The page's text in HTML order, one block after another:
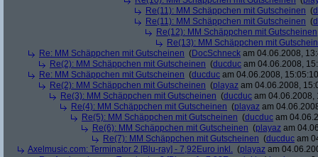
Re(11): MM Schäppchen mit Gutscheinen (
Re(11): MM Schäppchen mit Gutscheinen (
Re(12): MM Schäppchen mit Gutscheinen
Re(13): MM Schäppchen mit
Re: MM Schäppchen mit Gutscheinen (DocSchneck am 04.06.2008,
Re(2): MM Schäppchen mit Gutscheinen (ducduc am 04.06.2008,
Re: MM Schäppchen mit Gutscheinen (ducduc am 04.06.2008,
Re(2): MM Schäppchen mit Gutscheinen (playaz am 04.06.2008,
Re(3): MM Schäppchen mit Gutscheinen (ducduc am 04.06.2008,
Re(4): MM Schäppchen mit Gutscheinen (playaz am
Re(5): MM Schäppchen mit Gutscheinen (ducduc am
Re(6): MM Schäppchen mit Gutscheinen (playaz am
Re(7): MM Schäppchen mit Gutscheinen (ducduc am
Axelmusic.com: Terminator 2 [Blu-ray] - 7,92Euro inkl. (playaz am